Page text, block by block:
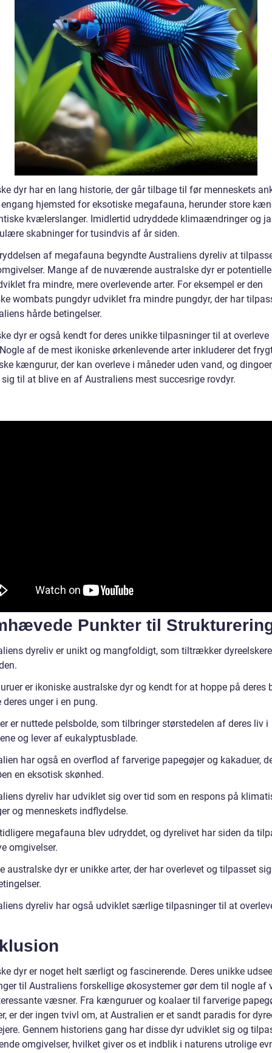
dyr har en lang historie, der går tilbage til før menneskets
hjemsted for eksotiske megafauna, herunder store
kvælerslanger. Imidlertid udryddede klimaændringer og
skabninger for tusindvis af år siden.
af megafauna begyndte Australiens dyreliv at
Mange af de nuværende australske dyr er potentielle
fra mindre, mere overlevende arter. For eksempel er den
wombats pungdyr udviklet fra mindre pungdyr, der har
hårde betingelser.
dyr er også kendt for deres unikke tilpasninger til at overleve
af de mest ikoniske ørkenlevende arter inkluderer det
kængurur, der kan overleve i måneder uden vand, og
til at blive en af Australiens mest succesrige rovdyr.
Punkter til
dyreliv er unikt og mangfoldigt, som tiltrækker
er ikoniske australske dyr og kendt for at hoppe på deres
unger i en pung.
er nuttede pelsbolde, som tilbringer størstedelen af deres liv i
og lever af eukalyptusblade.
har også en overflod af farverige papegøjer og kakaduer,
en eksotisk skønhed.
dyreliv har udviklet sig over tid som en respons på
og menneskets indflydelse.
megafauna blev udryddet, og dyrelivet har siden da
omgivelser.
australske dyr er unikke arter, der har overlevet og tilpasset
dyreliv har også udviklet særlige tilpasninger til at
dyr er noget helt særligt og fascinerende. Deres unikke
til Australiens forskellige økosystemer gør dem til nogle af
væsner. Fra kænguruer og koalaer til farverige
er der ingen tvivl om, at Australien er et sandt paradis for
Gennem historiens gang har disse dyr udviklet sig og
omgivelser, hvilket giver os et indblik i naturens utrolige